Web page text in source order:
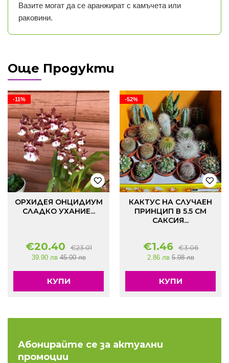
Вазите могат да се аранжират с камъчета или
раковини.
Още Продукти
-11%
ОРХИДЕЯ ОНЦИДИУМ
СЛАДКО УХАНИЕ...
€20.40 €23.01
39.90 лв 45.00 лв
КУПИ
-52%
КАКТУС НА СЛУЧАЕН
ПРИНЦИП В 5.5 СМ
САКСИЯ...
€1.46 €3.06
2.86 лв 5.98 лв
КУПИ
Абонирайте се за актуални
промоции